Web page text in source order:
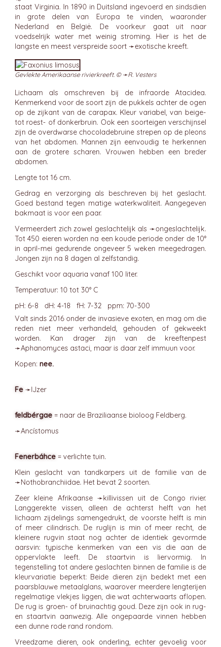
staat Virginia. In 1890 in Duitsland ingevoerd en sindsdien
in grote delen van Europa te vinden, waaronder
Nederland en België. De voorkeur gaat uit naar
voedselrijk water met weinig stroming. Hier is het de
langste en meest verspreide soort ➛exotische kreeft.
Gevlekte Amerikaanse rivierkreeft. © ➛R. Vesters
Lichaam als omschreven bij de infraorde Atacidea.
Kenmerkend voor de soort zijn de pukkels achter de ogen
op de zijkant van de carapax. Kleur variabel, van beige-
tot roest- of donkerbruin. Ook een soorteigen verschijnsel
zijn de overdwarse chocoladebruine strepen op de pleons
van het abdomen. Mannen zijn eenvoudig te herkennen
aan de grotere scharen. Vrouwen hebben een breder
abdomen.
Lengte tot 16 cm.
Gedrag en verzorging als beschreven bij het geslacht.
Goed bestand tegen matige waterkwaliteit. Aangegeven
bakmaat is voor een paar.
Vermeerdert zich zowel geslachtelijk als ➛ongeslachtelijk.
Tot 450 eieren worden na een koude periode onder de 10°
in april-mei gedurende ongeveer 5 weken meegedragen.
Jongen zijn na 8 dagen al zelfstandig.
Geschikt voor aquaria vanaf 100 liter.
Temperatuur: 10 tot 30° C
pH: 6-8 dH: 4-18 fH: 7-32 ppm: 70-300
Valt sinds 2016 onder de invasieve exoten, en mag om die
reden niet meer verhandeld, gehouden of gekweekt
worden. Kan drager zijn van de kreeftenpest
➛Aphanomyces astaci, maar is daar zelf immuun voor.
Kopen: nee.
Fe ➛IJzer
feldbérgae = naar de Braziliaanse bioloog Feldberg.
➛Ancístomus
Fenerbáhce = verlichte tuin.
Klein geslacht van tandkarpers uit de familie van de
➛Nothobranchiidae. Het bevat 2 soorten.
Zeer kleine Afrikaanse ➛killivissen uit de Congo rivier.
Langgerekte vissen, alleen de achterst helft van het
lichaam zijdelings samengedrukt, de voorste helft is min
of meer cilindrisch. De ruglijn is min of meer recht, de
kleinere rugvin staat nog achter de identiek gevormde
aarsvin: typische kenmerken van een vis die aan de
oppervlakte leeft. De staartvin is liervormig. In
tegenstelling tot andere geslachten binnen de familie is de
kleurvariatie beperkt: Beide dieren zijn bedekt met een
paarsblauwe metaalglans, waarover meerdere lengterijen
regelmatige vlekjes liggen, die wat achterwaarts aflopen.
De rug is groen- of bruinachtig goud. Deze zijn ook in rug-
en staartvin aanwezig. Alle ongepaarde vinnen hebben
een dunne rode rand rondom.
Vreedzame dieren, ook onderling, echter gevoelig voor